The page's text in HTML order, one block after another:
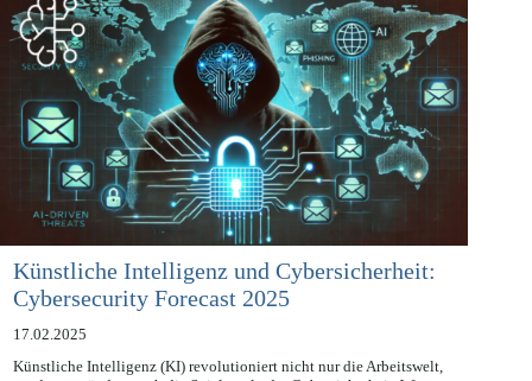
Künstliche Intelligenz und Cybersicherheit:
Cybersecurity Forecast 2025
17.02.2025